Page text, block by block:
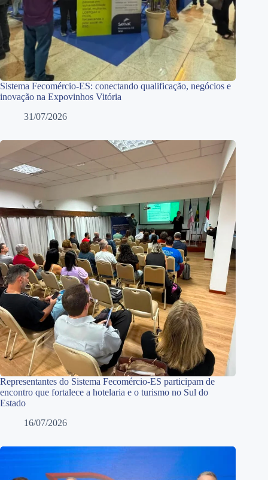
Sistema Fecomércio-ES: conectando qualificação, negócios e
inovação na Expovinhos Vitória
31/07/2026
Representantes do Sistema Fecomércio-ES participam de
encontro que fortalece a hotelaria e o turismo no Sul do
Estado
16/07/2026